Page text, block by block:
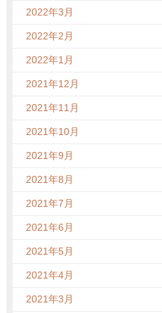
2022年3月
2022年2月
2022年1月
2021年12月
2021年11月
2021年10月
2021年9月
2021年8月
2021年7月
2021年6月
2021年5月
2021年4月
2021年3月